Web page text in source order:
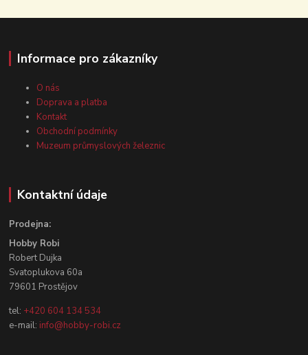
Informace pro zákazníky
O nás
Doprava a platba
Kontakt
Obchodní podmínky
Muzeum průmyslových železnic
Kontaktní údaje
Prodejna:
Hobby Robi
Robert Dujka
Svatoplukova 60a
79601 Prostějov
tel: +420 604 134 534
e-mail: info@hobby-robi.cz